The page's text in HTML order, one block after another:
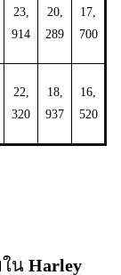
23,
914
20,
289
17,
700
22,
320
18,
937
16,
520
น Harley